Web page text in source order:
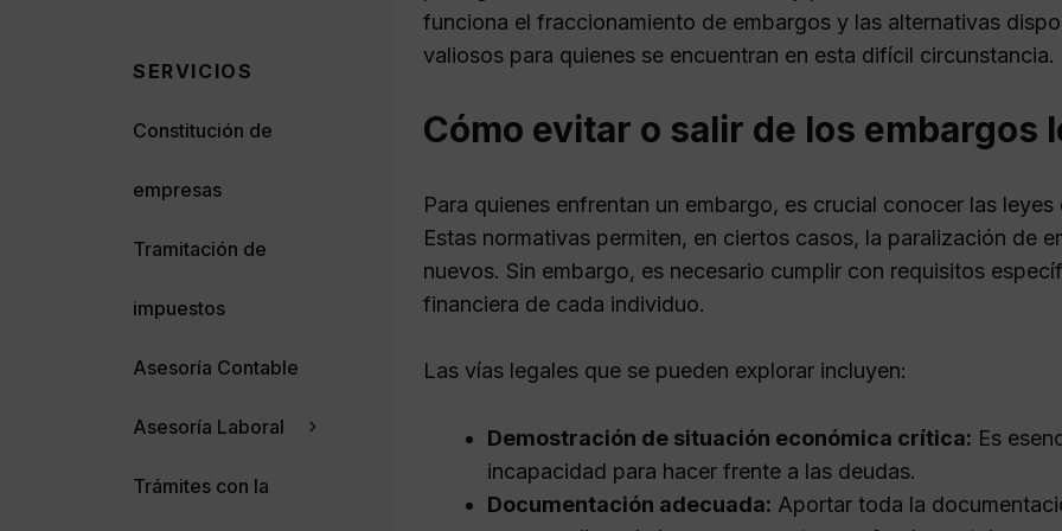
funciona el fraccionamiento de embargos y las alternativas
valiosos para quienes se encuentran en esta difícil circunstancia.
Cómo evitar o salir de los embargos
Para quienes enfrentan un embargo, es crucial conocer las
Estas normativas permiten, en ciertos casos, la paralización de
nuevos. Sin embargo, es necesario cumplir con requisitos
financiera de cada individuo.
Las vías legales que se pueden explorar incluyen:
Demostración de situación económica crítica: Es
incapacidad para hacer frente a las deudas.
Documentación adecuada: Aportar toda la
SERVICIOS
Constitución de
empresas
Tramitación de
impuestos
Asesoría Contable
Asesoría Laboral
Trámites con la